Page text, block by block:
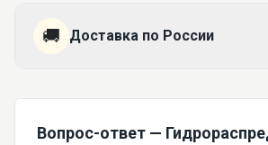
🚚 Доставка по России
Вопрос-ответ —